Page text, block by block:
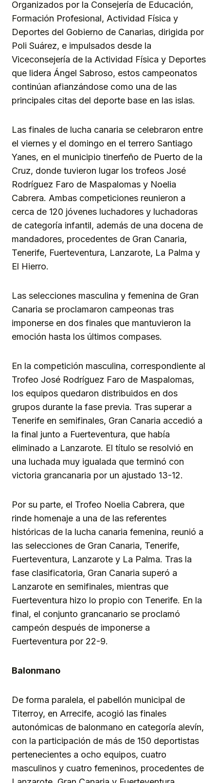
Organizados por la Consejería de Educación,
Formación Profesional, Actividad Física y
Deportes del Gobierno de Canarias, dirigida por
Poli Suárez, e impulsados desde la
Viceconsejería de la Actividad Física y Deportes
que lidera Ángel Sabroso, estos campeonatos
continúan afianzándose como una de las
principales citas del deporte base en las islas.
Las finales de lucha canaria se celebraron entre
el viernes y el domingo en el terrero Santiago
Yanes, en el municipio tinerfeño de Puerto de la
Cruz, donde tuvieron lugar los trofeos José
Rodríguez Faro de Maspalomas y Noelia
Cabrera. Ambas competiciones reunieron a
cerca de 120 jóvenes luchadores y luchadoras
de categoría infantil, además de una docena de
mandadores, procedentes de Gran Canaria,
Tenerife, Fuerteventura, Lanzarote, La Palma y
El Hierro.
Las selecciones masculina y femenina de Gran
Canaria se proclamaron campeonas tras
imponerse en dos finales que mantuvieron la
emoción hasta los últimos compases.
En la competición masculina, correspondiente al
Trofeo José Rodríguez Faro de Maspalomas,
los equipos quedaron distribuidos en dos
grupos durante la fase previa. Tras superar a
Tenerife en semifinales, Gran Canaria accedió a
la final junto a Fuerteventura, que había
eliminado a Lanzarote. El título se resolvió en
una luchada muy igualada que terminó con
victoria grancanaria por un ajustado 13-12.
Por su parte, el Trofeo Noelia Cabrera, que
rinde homenaje a una de las referentes
históricas de la lucha canaria femenina, reunió a
las selecciones de Gran Canaria, Tenerife,
Fuerteventura, Lanzarote y La Palma. Tras la
fase clasificatoria, Gran Canaria superó a
Lanzarote en semifinales, mientras que
Fuerteventura hizo lo propio con Tenerife. En la
final, el conjunto grancanario se proclamó
campeón después de imponerse a
Fuerteventura por 22-9.
Balonmano
De forma paralela, el pabellón municipal de
Titerroy, en Arrecife, acogió las finales
autonómicas de balonmano en categoría alevín,
con la participación de más de 150 deportistas
pertenecientes a ocho equipos, cuatro
masculinos y cuatro femeninos, procedentes de